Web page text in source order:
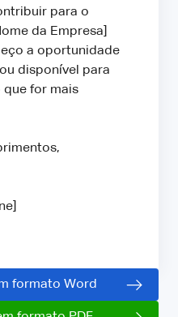
para o
da Empresa]
a oportunidade
disponível para
que for mais
formato Word